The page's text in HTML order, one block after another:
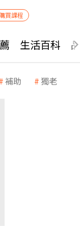
購買課程
生活百科
補助 獨老